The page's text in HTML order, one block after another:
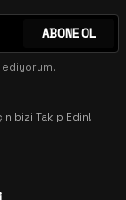
ABONE OL
ediyorum.
bizi Takip Edin!